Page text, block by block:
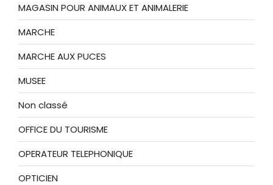
MAGASIN POUR ANIMAUX ET ANIMALERIE
MARCHE
MARCHE AUX PUCES
MUSEE
Non classé
OFFICE DU TOURISME
OPERATEUR TELEPHONIQUE
OPTICIEN